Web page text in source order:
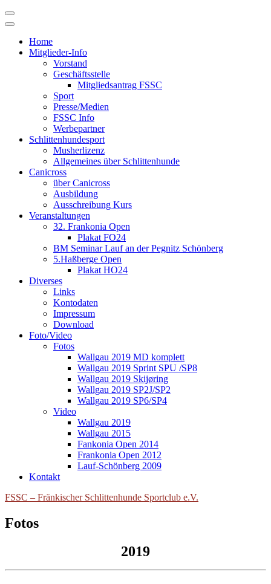
Skip
to
Home
Mitglieder-Info
Vorstand
Geschäftsstelle
Mitgliedsantrag FSSC
Sport
Presse/Medien
FSSC Info
Werbepartner
Schlittenhundesport
Musherlizenz
Allgemeines über Schlittenhunde
Canicross
über Canicross
Ausbildung
Ausschreibung Kurs
Veranstaltungen
32. Frankonia Open
Plakat FO24
BM Seminar Lauf an der Pegnitz Schönberg
5.Haßberge Open
Plakat HO24
Diverses
Links
Kontodaten
Impressum
Download
Foto/Video
Fotos
Wallgau 2019 MD komplett
Wallgau 2019 Sprint SPU /SP8
Wallgau 2019 Skijøring
Wallgau 2019 SP2J/SP2
Wallgau 2019 SP6/SP4
Video
Wallgau 2019
Wallgau 2015
Fankonia Open 2014
Frankonia Open 2012
Lauf-Schönberg 2009
Kontakt
FSSC – Fränkischer Schlittenhunde Sportclub e.V.
Fotos
2019